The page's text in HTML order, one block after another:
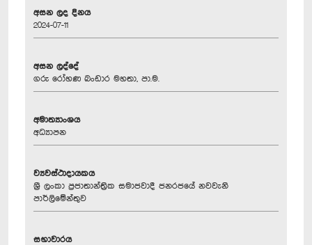
අසන ලද දිනය
2024-07-11
අසන ලද්දේ
ගරු රෝහණ බංඩාර මහතා, පා.ම.
අමාත්‍යාංශය
අධ්‍යාපන
ව්‍යවස්ථාදායකය
ශ්‍රී ලංකා ප්‍රජාතාන්ත්‍රික සමාජවාදී ජනරජයේ නවවැනි
පාර්ලිමේන්තුව
සභාවාරය